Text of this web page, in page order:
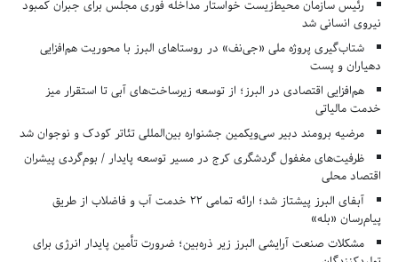
رئیس سازمان محیط‌زیست خواستار مداخله فوری مجلس برای جبران کمبود
نیروی انسانی شد
شتاب‌گیری پروژه ملی «جی‌نف» در روستاهای البرز با محوریت هم‌افزایی
دهیاران و پست
هم‌افزایی اقتصادی در البرز؛ از توسعه زیرساخت‌های آبی تا استقرار میز
خدمت مالیاتی
مرضیه برومند دبیر سی‌ویکمین جشنواره بین‌المللی تئاتر کودک و نوجوان شد
ظرفیت‌های مغفول گردشگری کرج در مسیر توسعه پایدار / بوم‌گردی پیشران
اقتصاد محلی
آبفای البرز پیشتاز شد؛ ارائه تمامی ۲۲ خدمت آب و فاضلاب از طریق
پیام‌رسان «بله»
مشکلات صنعت آرایشی البرز زیر ذره‌بین؛ ضرورت تأمین پایدار انرژی برای